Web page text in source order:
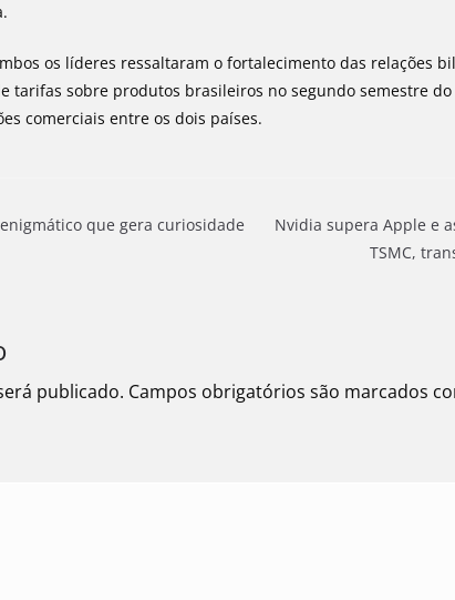
os líderes ressaltaram o fortalecimento das relações
tarifas sobre produtos brasileiros no segundo semestre
comerciais entre os dois países.
que gera curiosidade
Nvidia supera Apple e
TSMC,
publicado. Campos obrigatórios são marcados